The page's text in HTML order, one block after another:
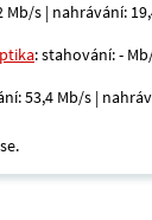
Mb/s | nahrávání:
: stahování: -
53,4 Mb/s |